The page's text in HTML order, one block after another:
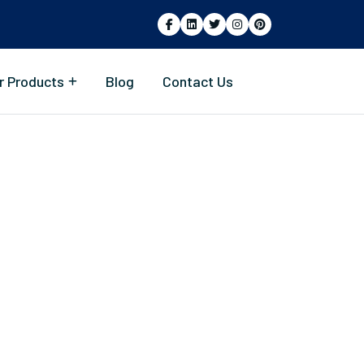
Products Blog Contact Us